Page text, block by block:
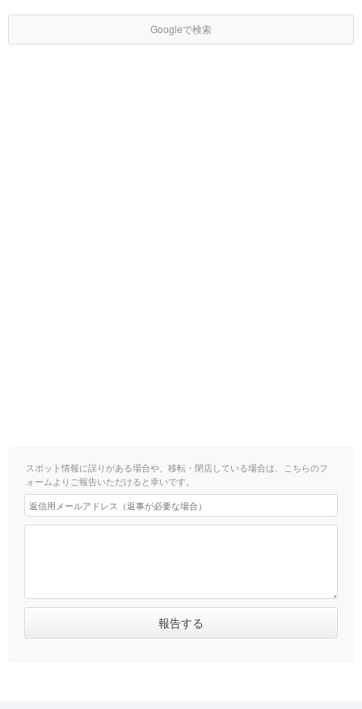
Googleで検索
スポット情報に誤りがある場合や、移転・閉店している場合は、こちらのフ
ォームよりご報告いただけると幸いです。